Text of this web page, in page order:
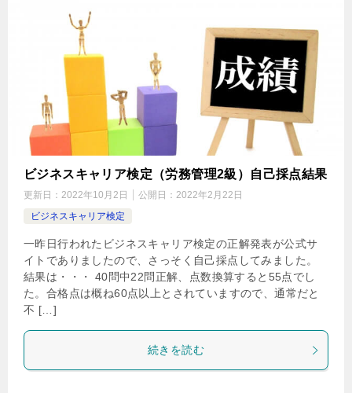
ビジネスキャリア検定（労務管理2級）自己採点結果
更新日： 2022年10月2日 公開日： 2022年2月22日
ビジネスキャリア検定
一昨日行われたビジネスキャリア検定の正解発表が公式サ
イトでありましたので、さっそく自己採点してみました。
結果は・・・ 40問中22問正解、点数換算すると55点でし
た。合格点は概ね60点以上とされていますので、通常だと
不 […]
続きを読む